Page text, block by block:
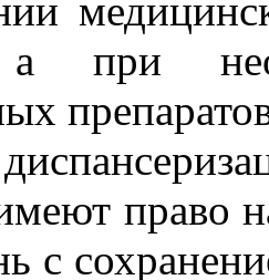
а при
право
с